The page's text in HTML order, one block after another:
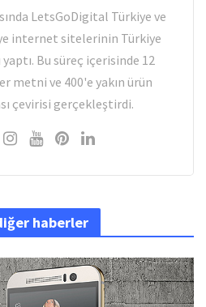
LetsGoDigital Türkiye ve
internet sitelerinin Türkiye
Bu süreç içerisinde 12
metni ve 400'e yakın ürün
çevirisi gerçekleştirdi.
haberler